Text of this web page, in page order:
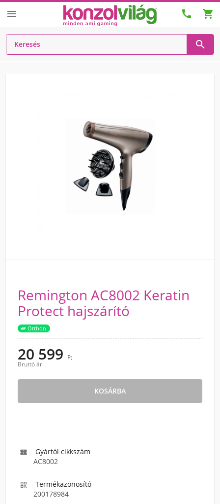
  

Remington AC8002 Keratin
Protect hajszárító
Otthon
20 599 Ft
Bruttó ár
KOSÁRBA

Gyártói cikkszám
AC8002

Termékazonosító
200178984